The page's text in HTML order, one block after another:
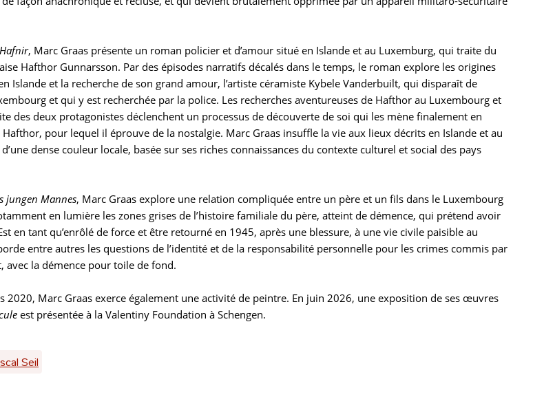
, Marc Graas présente un roman policier et d’amour situé en Islande et au Luxemburg, qui traite du
Hafthor Gunnarsson. Par des épisodes narratifs décalés dans le temps, le roman explore les origines
Islande et la recherche de son grand amour, l’artiste céramiste Kybele Vanderbuilt, qui disparaît de
et qui y est recherchée par la police. Les recherches aventureuses de Hafthor au Luxembourg et
des deux protagonistes déclenchent un processus de découverte de soi qui les mène finalement en
Hafthor, pour lequel il éprouve de la nostalgie. Marc Graas insuffle la vie aux lieux décrits en Islande et au
dense couleur locale, basée sur ses riches connaissances du contexte culturel et social des pays
jungen Mannes, Marc Graas explore une relation compliquée entre un père et un fils dans le Luxembourg
en lumière les zones grises de l’histoire familiale du père, atteint de démence, qui prétend avoir
en tant qu’enrôlé de force et être retourné en 1945, après une blessure, à une vie civile paisible au
entre autres les questions de l’identité et de la responsabilité personnelle pour les crimes commis par
avec la démence pour toile de fond.
2020, Marc Graas exerce également une activité de peintre. En juin 2026, une exposition de ses œuvres
est présentée à la Valentiny Foundation à Schengen.
Seil